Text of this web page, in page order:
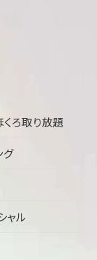
くろ取り放題
グ
ャル